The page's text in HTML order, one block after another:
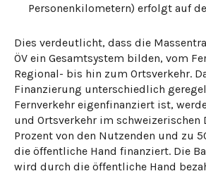
Personenkilometern) erfolgt auf
Dies verdeutlicht, dass die
ÖV ein Gesamtsystem bilden, vom
Regional- bis hin zum Ortsverkehr.
Finanzierung unterschiedlich
Fernverkehr eigenfinanziert ist,
und Ortsverkehr im
Prozent von den Nutzenden und zu
die öffentliche Hand finanziert. Die
wird durch die öffentliche Hand